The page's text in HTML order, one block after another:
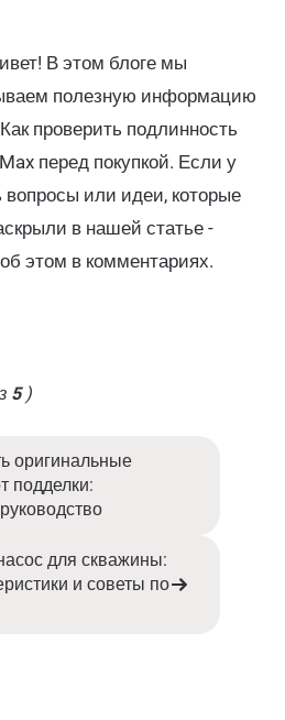
В этом блоге мы
полезную информацию
проверить подлинность
перед покупкой. Если у
вопросы или идеи, которые
в нашей статье -
этом в комментариях.
5)
оригинальные
подделки:
для скважины:
и советы по